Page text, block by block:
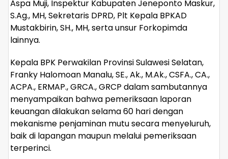
Aspa Muji, Inspektur Kabupaten Jeneponto Maskur,
S.Ag., MH, Sekretaris DPRD, Plt Kepala BPKAD
Mustakbirin, SH., MH, serta unsur Forkopimda
lainnya.
Kepala BPK Perwakilan Provinsi Sulawesi Selatan,
Franky Halomoan Manalu, SE., Ak., M.Ak., CSFA., CA.,
ACPA., ERMAP., GRCA., GRCP dalam sambutannya
menyampaikan bahwa pemeriksaan laporan
keuangan dilakukan selama 60 hari dengan
mekanisme penjaminan mutu secara menyeluruh,
baik di lapangan maupun melalui pemeriksaan
terperinci.